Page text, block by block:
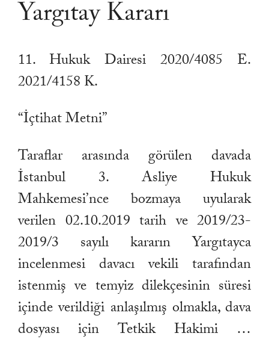
Yargıtay Kararı
11. Hukuk Dairesi 2020/4085 E.
2021/4158 K.
“İçtihat Metni”
Taraflar arasında görülen davada
İstanbul 3. Asliye Hukuk
Mahkemesi’nce bozmaya uyularak
verilen 02.10.2019 tarih ve 2019/23-
2019/3 sayılı kararın Yargıtayca
incelenmesi davacı vekili tarafından
istenmiş ve temyiz dilekçesinin süresi
içinde verildiği anlaşılmış olmakla, dava
dosyası için Tetkik Hakimi …